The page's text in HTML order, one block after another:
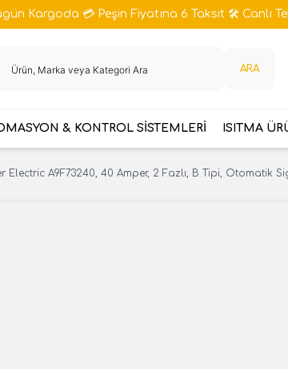
Kargoda 💳 Peşin Fiyatına 6 Taksit 🛠️ Canlı
ARA
& KONTROL SİSTEMLERİ ISITMA
Electric A9F73240, 40 Amper, 2 Fazlı, B Tipi, Otomatik